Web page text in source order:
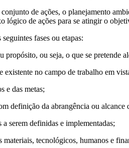
de ações, o planejamento
lógico de ações para se atingir o
fases ou etapas:
propósito, ou seja, o que se pretende
existente no campo de trabalho em
e das metas;
definição da abrangência ou alcance
serem definidas e implementadas;
materiais, tecnológicos, humanos e